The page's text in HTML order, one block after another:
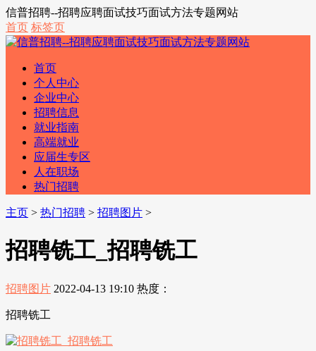
信普招聘--招聘应聘面试技巧面试方法专题网站
首页 标签页
首页
个人中心
企业中心
招聘信息
就业指南
高端就业
应届生专区
人在职场
热门招聘
主页 > 热门招聘 > 招聘图片 >
招聘铣工_招聘铣工
招聘图片 2022-04-13 19:10 热度：
招聘铣工